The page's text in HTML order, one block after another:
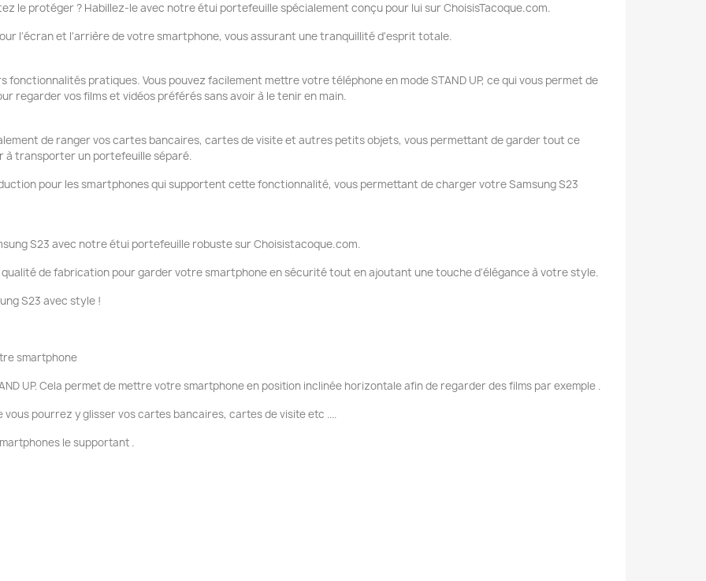
le protéger ? Habillez-le avec notre étui portefeuille spécialement conçu pour lui sur ChoisisTacoque.com.
l'écran et l'arrière de votre smartphone, vous assurant une tranquillité d'esprit totale.
fonctionnalités pratiques. Vous pouvez facilement mettre votre téléphone en mode STAND UP, ce qui vous permet de
regarder vos films et vidéos préférés sans avoir à le tenir en main.
de ranger vos cartes bancaires, cartes de visite et autres petits objets, vous permettant de garder tout ce
à transporter un portefeuille séparé.
pour les smartphones qui supportent cette fonctionnalité, vous permettant de charger votre Samsung S23
S23 avec notre étui portefeuille robuste sur Choisistacoque.com.
de fabrication pour garder votre smartphone en sécurité tout en ajoutant une touche d'élégance à votre style.
S23 avec style !
smartphone
UP. Cela permet de mettre votre smartphone en position inclinée horizontale afin de regarder des films par exemple .
pourrez y glisser vos cartes bancaires, cartes de visite etc ....
le supportant .